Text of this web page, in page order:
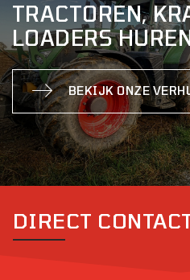
TRACTOREN,
LOADERS
BEKIJK ONZE
DIRECT